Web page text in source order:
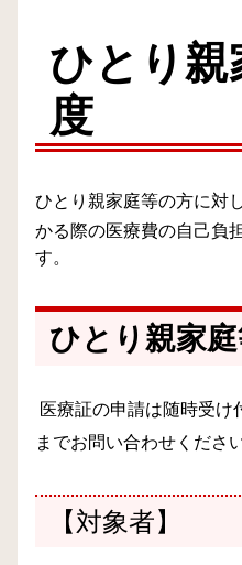
ひとり親
度
ひとり親家庭等の方に対
かる際の医療費の自己負
す。
ひとり親家
医療証の申請は随時受け
までお問い合わせください
【対象者】